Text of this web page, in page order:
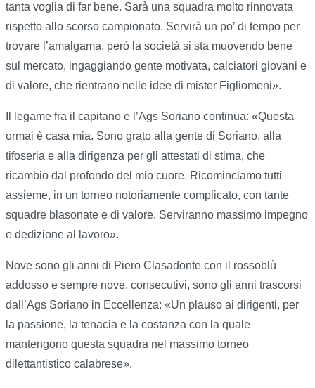
tanta voglia di far bene. Sarà una squadra molto rinnovata
rispetto allo scorso campionato. Servirà un po’ di tempo per
trovare l’amalgama, però la società si sta muovendo bene
sul mercato, ingaggiando gente motivata, calciatori giovani e
di valore, che rientrano nelle idee di mister Figliomeni».
Il legame fra il capitano e l’Ags Soriano continua: «Questa
ormai è casa mia. Sono grato alla gente di Soriano, alla
tifoseria e alla dirigenza per gli attestati di stima, che
ricambio dal profondo del mio cuore. Ricominciamo tutti
assieme, in un torneo notoriamente complicato, con tante
squadre blasonate e di valore. Serviranno massimo impegno
e dedizione al lavoro».
Nove sono gli anni di Piero Clasadonte con il rossoblù
addosso e sempre nove, consecutivi, sono gli anni trascorsi
dall’Ags Soriano in Eccellenza: «Un plauso ai dirigenti, per
la passione, la tenacia e la costanza con la quale
mantengono questa squadra nel massimo torneo
dilettantistico calabrese».